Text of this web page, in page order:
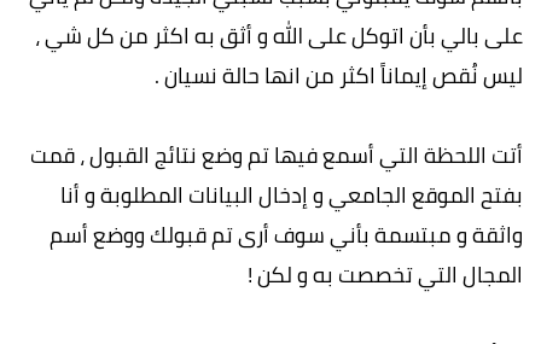
على بالي بأن اتوكل على الله و أثق به اكثر من كل شي ،
ليس نُقص إيماناً اكثر من انها حالة نسيان .
أتت اللحظة التي أسمع فيها تم وضع نتائج القبول ، قمت
بفتح الموقع الجامعي و إدخال البيانات المطلوبة و أنا
واثقة و مبتسمة بأني سوف أرى تم قبولك ووضع أسم
المجال التي تخصصت به و لكن !